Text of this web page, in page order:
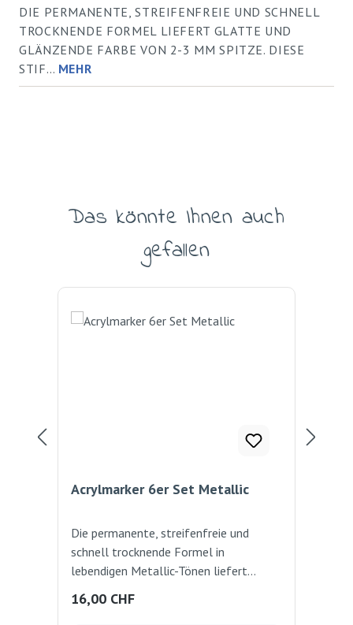
DIE PERMANENTE, STREIFENFREIE UND SCHNELL
TROCKNENDE FORMEL LIEFERT GLATTE UND
GLÄNZENDE FARBE VON 2-3 MM SPITZE. DIESE
STIF… MEHR
Produktgalerie überspringen
Das könnte Ihnen auch
gefallen
Acrylmarker 6er Set Metallic
Die permanente, streifenfreie und
schnell trocknende Formel in
lebendigen Metallic-Tönen liefert
glatte und glänzende Farbe von 2-3
mm Spitze. Diese Stifte funktionieren
Regulärer Preis:
16,00 CHF